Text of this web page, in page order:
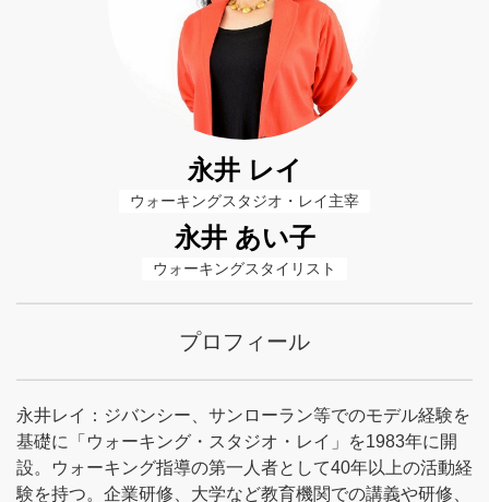
永井 レイ
ウォーキングスタジオ・レイ主宰
永井 あい子
ウォーキングスタイリスト
プロフィール
永井レイ：ジバンシー、サンローラン等でのモデル経験を
基礎に「ウォーキング・スタジオ・レイ」を1983年に開
設。ウォーキング指導の第一人者として40年以上の活動経
験を持つ。企業研修、大学など教育機関での講義や研修、